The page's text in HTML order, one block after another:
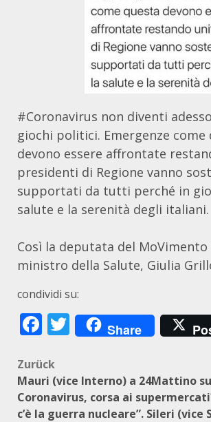
#Coronavirus non diventi
giochi politici. Emergenze come
devono essere affrontate
presidenti di Regione vanno
supportati da tutti perché in
salute e la serenità degli italiani.
Così la deputata del MoVimento
ministro della Salute, Giulia
condividi su:
Facebook
Twitter
Share
Beitragsnavigation
Zurück
Mauri (vice Interno) a 24Mattino
Coronavirus, corsa ai
c’è la guerra nucleare”. Sileri (vice